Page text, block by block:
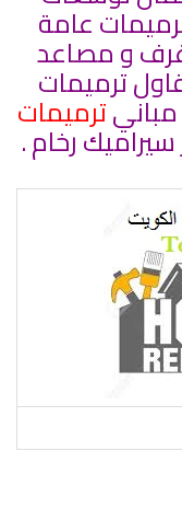
عامة
و مصاعد
ترميمات
ترميمات
رخام .